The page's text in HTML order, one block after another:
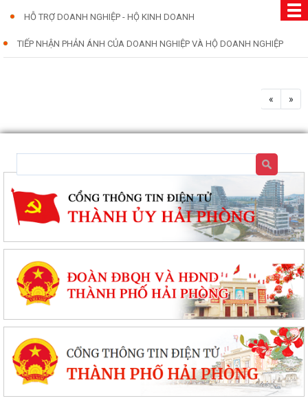
HỖ TRỢ DOANH NGHIỆP - HỘ KINH DOANH
TIẾP NHẬN PHẢN ÁNH CỦA DOANH NGHIỆP VÀ HỘ DOANH NGHIỆP
« »